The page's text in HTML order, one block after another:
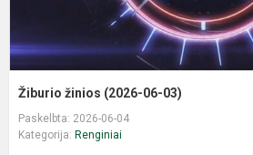
Žiburio žinios (2026-06-03)
Paskelbta: 2026-06-04
Kategorija: Renginiai